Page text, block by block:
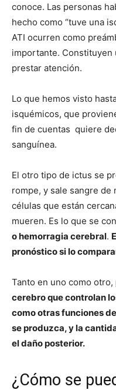
conoce. Las personas
hecho como “tuve una
ATI ocurren como
importante. Constituyen
prestar atención.
Lo que hemos visto
isquémicos, que
fin de cuentas quiere
sanguínea.
El otro tipo de ictus se
rompe, y sale sangre de
células que están
mueren. Es lo que se
o hemorragia cerebral.
pronóstico si lo
Tanto en uno como otro,
cerebro que controlan
como otras funciones
se produzca, y la
el daño posterior.
¿Cómo se